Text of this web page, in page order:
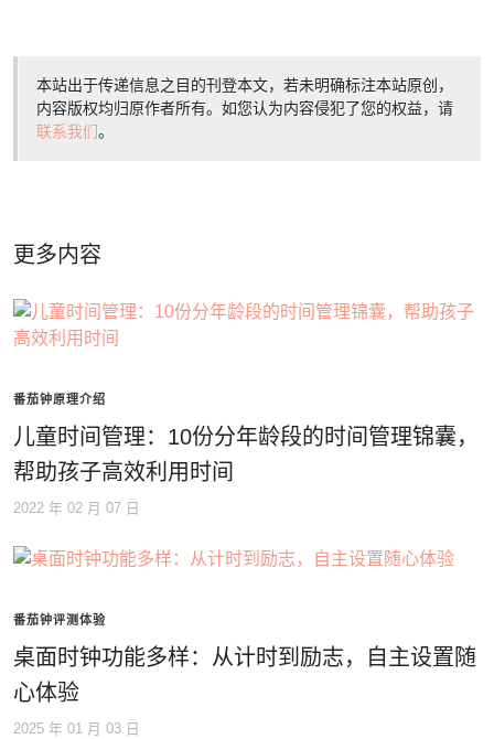
本站出于传递信息之目的刊登本文，若未明确标注本站原创，
内容版权均归原作者所有。如您认为内容侵犯了您的权益，请
联系我们。
更多内容
番茄钟原理介绍
儿童时间管理：10份分年龄段的时间管理锦囊，
帮助孩子高效利用时间
2022 年 02 月 07 日
番茄钟评测体验
桌面时钟功能多样：从计时到励志，自主设置随
心体验
2025 年 01 月 03 日